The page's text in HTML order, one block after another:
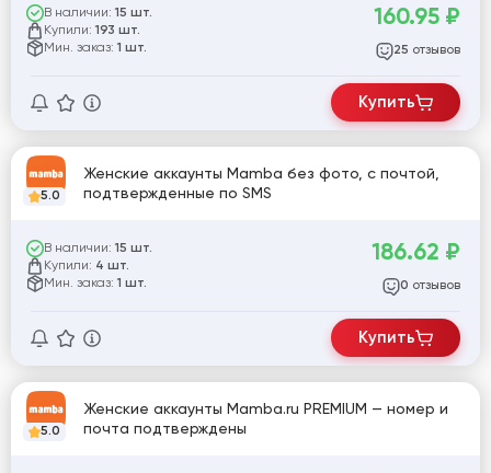
В наличии: 15 шт.
Купили: 193 шт.
Мин. заказ: 1 шт.
160.95 ₽
25 отзывов
Купить
5.0
Женские аккаунты Mamba без фото, с почтой,
подтвержденные по SMS
В наличии: 15 шт.
Купили: 4 шт.
Мин. заказ: 1 шт.
186.62 ₽
0 отзывов
Купить
5.0
Женские аккаунты Mamba.ru PREMIUM — номер и
почта подтверждены